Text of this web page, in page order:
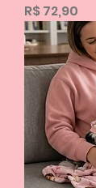
Preço
R$ 72,90